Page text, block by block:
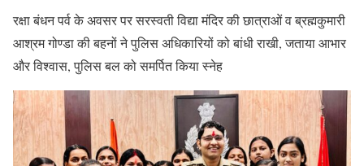
रक्षा बंधन पर्व के अवसर पर सरस्वती विद्या मंदिर की छात्राओं व ब्रह्मकुमारी
आश्रम गोण्डा की बहनों ने पुलिस अधिकारियों को बांधी राखी, जताया आभार
और विश्वास, पुलिस बल को समर्पित किया स्नेह